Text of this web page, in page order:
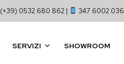
(+39) 0532 680 862 | 347 6002 036
SERVIZI SHOWROOM